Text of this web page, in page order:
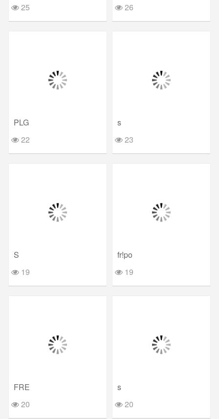
25
26
PLG
22
s
23
S
19
fr!po
19
FRE
20
s
20